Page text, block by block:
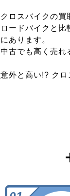
クロスバイクの買
ロードバイクと
にあります。
中古でも高く売れ
意外と高い!? ク